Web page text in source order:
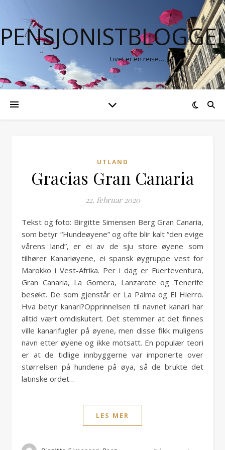
Livet er en reise…
UTLAND
Gracias Gran Canaria
22. februar 2020
Tekst og foto: Birgitte Simensen Berg Gran Canaria,
som betyr “Hundeøyene” og ofte blir kalt “den evige
vårens land”, er ei av de sju store øyene som
tilhører Kanariøyene, ei spansk øygruppe vest for
Marokko i Vest-Afrika. Per i dag er Fuerteventura,
Gran Canaria, La Gomera, Lanzarote og Tenerife
besøkt. De som gjenstår er La Palma og El Hierro.
Hva betyr kanari?Opprinnelsen til navnet kanari har
alltid vært omdiskutert. Det stemmer at det finnes
ville kanarifugler på øyene, men disse fikk muligens
navn etter øyene og ikke motsatt. En populær teori
er at de tidlige innbyggerne var imponerte over
størrelsen på hundene på øya, så de brukte det
latinske ordet…
LES MER